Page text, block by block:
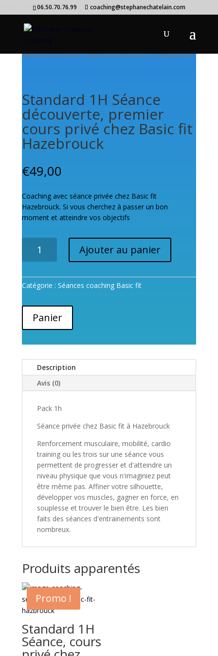
page contents06.50.70.76.99 coaching@stephanechatelain.com
découverte, premier cours privé chez Basic fit Hazebrouck
Standard 1H Séance
découverte, premier
cours privé chez Basic fit
Hazebrouck
€49,00
Coaching avec séance privée chez Basic fit
Hazebrouck. Si vous cherchez à passer un bon
moment et atteindre vos objectifs
Standard
1H
Séance
premier
cours
privé
fit
Hazebrouck
Ajouter au panier
Catégorie : Séances coaching Basic fit
Panier
Description
Avis (0)
Pack 1h
Séance privée chez Basic fit à Hazebrouck
Renforcement musculaire, mobilité, cardio
training ou les trois sur une séance vous
permettent de progresser et d'atteindre un
niveau physique que vous n'imaginiez peut
être même pas. Affiner votre silhouette,
développer vos muscles, gagner en force, en
souplesse et trouver le bien être. Les bien
faits des séances d'entrainements sont
nombreux.
Produits apparentés
Promo !
Standard 1H
Séance, cours